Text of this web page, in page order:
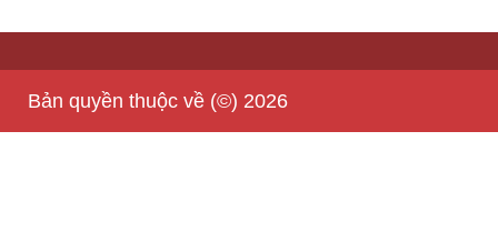
Bản quyền thuộc về (©) 2026